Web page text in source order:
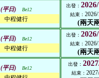
(平日) Be12
中程健行
出發：
結束：
(兩天
(平日) Be12
中程健行
出發：
結束：
(兩天
(平日) Be12
出發：
結束：